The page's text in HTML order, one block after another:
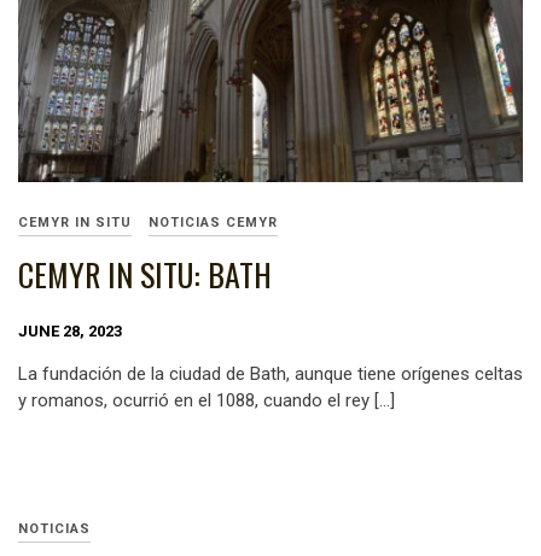
CEMYR IN SITU NOTICIAS CEMYR
CEMYR IN SITU: BATH
JUNE 28, 2023
La fundación de la ciudad de Bath, aunque tiene orígenes celtas
y romanos, ocurrió en el 1088, cuando el rey […]
NOTICIAS